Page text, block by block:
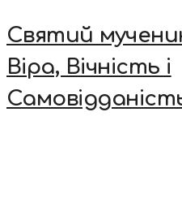
Святий
Віра, Вічність і